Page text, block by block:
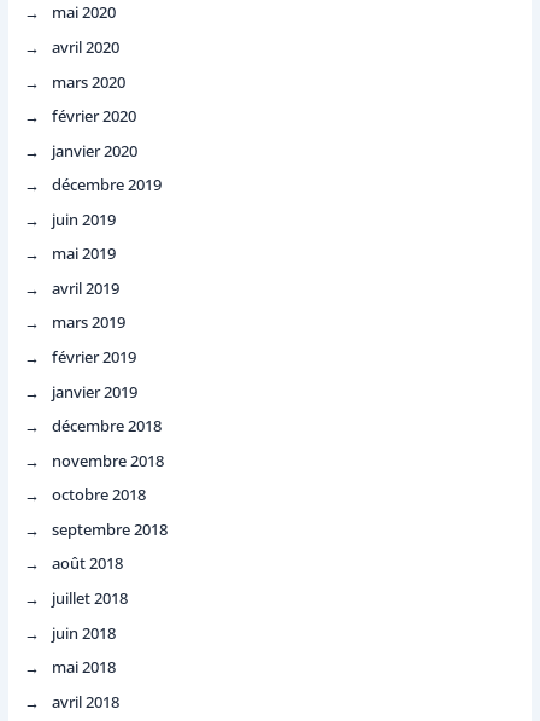
mai 2020
avril 2020
mars 2020
février 2020
janvier 2020
décembre 2019
juin 2019
mai 2019
avril 2019
mars 2019
février 2019
janvier 2019
décembre 2018
novembre 2018
octobre 2018
septembre 2018
août 2018
juillet 2018
juin 2018
mai 2018
avril 2018